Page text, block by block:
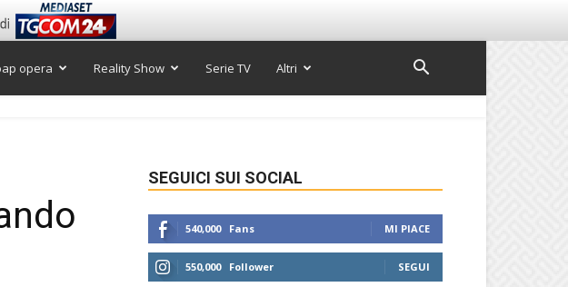
opera Reality Show Serie TV Altri
SEGUICI SUI SOCIAL
540,000 Fans MI PIACE
550,000 Follower SEGUI